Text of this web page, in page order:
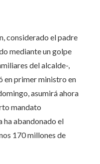
considerado el padre
mediante un golpe
del alcalde-,
en primer ministro en
asumirá ahora
mandato
ha abandonado el
170 millones de